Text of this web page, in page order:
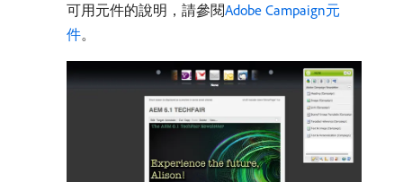
可用元件的說明，請參閱Adobe Campaign元
件。